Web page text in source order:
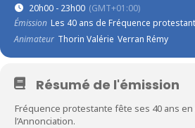
20h00 - 23h00 (GMT+01:00)
Émission Les 40 ans de Fréquence
Animateur Thorin Valérie Verran Rémy
Résumé de l'émission
Fréquence protestante fête ses 40 ans
l’Annonciation.